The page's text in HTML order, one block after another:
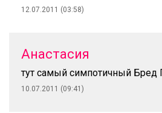
12.07.2011 (03:58)
Анастасия
тут самый симпотичный Бред
10.07.2011 (09:41)